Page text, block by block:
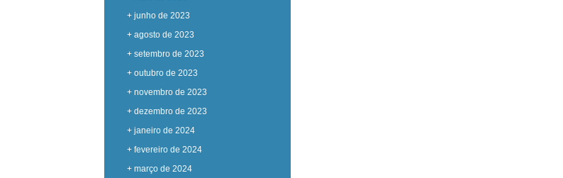
+ junho de 2023
+ agosto de 2023
+ setembro de 2023
+ outubro de 2023
+ novembro de 2023
+ dezembro de 2023
+ janeiro de 2024
+ fevereiro de 2024
+ março de 2024